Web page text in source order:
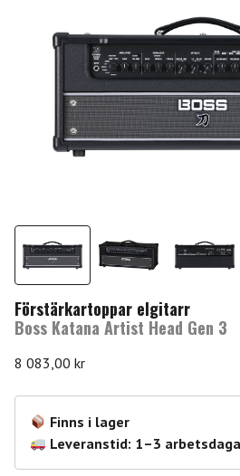
Förstärkartoppar elgitarr
Boss Katana Artist Head Gen 3
8 083,00 kr
Finns i lager
Leveranstid: 1–3